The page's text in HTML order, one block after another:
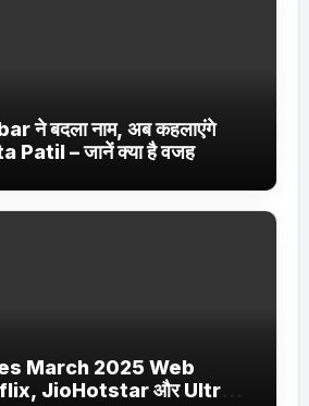
ने बदला नाम, अब कहलाएंगे
– जानें क्या है वजह
March 2025 Web